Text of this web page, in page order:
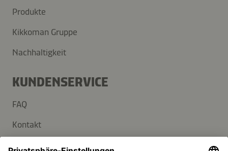
Produkte
Kikkoman Gruppe
Nachhaltigkeit
KUNDENSERVICE
FAQ
Kontakt
Newsletter